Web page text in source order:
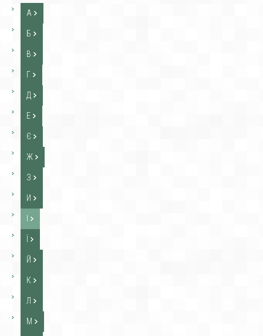
А
Б
В
Г
Д
Е
Є
Ж
З
И
Й
К
Л
М